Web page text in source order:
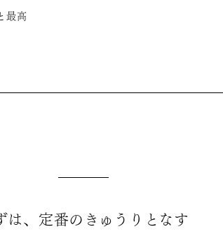
最高
は、定番のきゅうりとなす